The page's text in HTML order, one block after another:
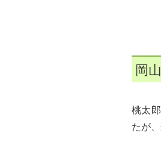
岡
桃太
たが